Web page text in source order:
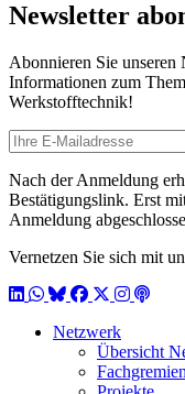
Newsletter
Abonnieren Sie unseren
Informationen zum
Werkstofftechnik!
E-mail
Nach der Anmeldung
Bestätigungslink. Erst
Anmeldung
Vernetzen Sie sich mit
LinkedIn
WhatsApp
BlueSky
Facebook
X / Twitter
Instagram
Podcast
Netzwerk
Übersicht
Fachgremien